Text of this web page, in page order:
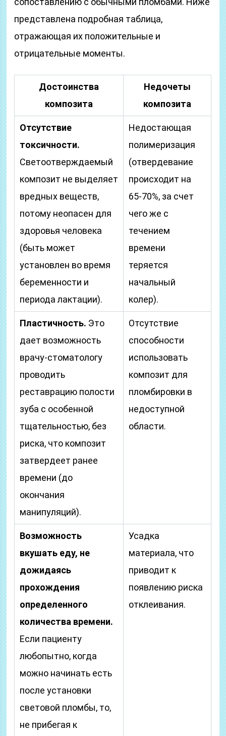
представлена подробная таблица,
отражающая их положительные и
отрицательные моменты.
Достоинства
композита
Недочеты
композита
Отсутствие
токсичности.
Светоотверждаемый
композит не выделяет
вредных веществ,
потому неопасен для
здоровья человека
(быть может
установлен во время
беременности и
периода лактации).
Недостающая
полимеризация
(отвердевание
происходит на
65-70%, за счет
чего же с
течением
времени
теряется
начальный
колер).
Пластичность. Это
дает возможность
врачу-стоматологу
проводить
реставрацию полости
зуба с особенной
тщательностью, без
риска, что композит
затвердеет ранее
времени (до
окончания
манипуляций).
Отсутствие
способности
использовать
композит для
пломбировки в
недоступной
области.
Возможность
вкушать еду, не
дожидаясь
прохождения
определенного
количества времени.
Если пациенту
любопытно, когда
можно начинать есть
после установки
световой пломбы, то,
не прибегая к
Усадка
материала, что
приводит к
появлению риска
отклеивания.